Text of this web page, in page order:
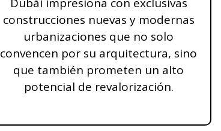
construcciones nuevas y modernas
urbanizaciones que no solo
convencen por su arquitectura, sino
que también prometen un alto
potencial de revalorización.